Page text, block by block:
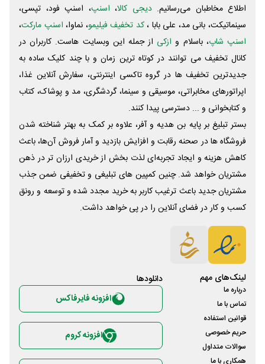
اطلاع مخاطبان می‌رسانیم. دیجی کالا، اسنپ، اسنپ فود، تپسی،
سینماتیکت، بانی مد، علی‌ بابا ،کد تخفیف فیلیمو، نماوا، اسنپ مارکت،
اسنپ شاپ، باسلام و ازکی از جمله این وبسایت ‌هاست. کاربران در
کانال تخفیف می توانند در کوتاه ترین زمان و با چند کلیک ساده به
جدیدترین تخفیف ها در گروه تاکسی اینترنتی، سفارش آنلاین غذا،
اپراتورهای مخابراتی، موسیقی و سینما، گردشگری، مد و پوشاک، کتاب
و کتابخوانی و ... دسترسی پیدا کنند.
بستر تبلیغ بر پایه بن هدیه و آفر، علاوه بر کمک به بهتر شناخته شدن
فروشگاه ها در صحنه رقابت و افزایش بازدید و آمار فروش آن‌ها، باعث
کاهش هزینه و ایجاد تجربه‌ای لذت بخش از خریدی ارزان تر در ذهن
مشتریان خواهد شد. چنین کمپین های تبلیغی و تخفیفی ضمن جذب
مشتریان جدید باعث ترغیب کاربر به خرید مجدد شده و توسعه و رونق
کسب و کار در فضای آنلاین را در پی خواهد داشت.
لینک‌های مهم
درباره ما
تماس با ما
قوانین استفاده
حریم خصوصی
سوالات متداول
همکاری با ما
دانلود‌ها
افزونه فایرفاکس
افزونه کروم